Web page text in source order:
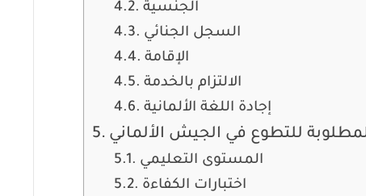
الجنسية
السجل الجنائي
الإقامة
الالتزام بالخدمة
إجادة اللغة الألمانية
للتطوع في الجيش الألماني
المستوى التعليمي
اختبارات الكفاءة